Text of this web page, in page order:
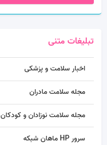
تبلیغات متنی
اخبار سلامت و پزشکی
مجله سلامت مادران
مجله سلامت نوزادان و کودکان
سرور HP ماهان شبکه